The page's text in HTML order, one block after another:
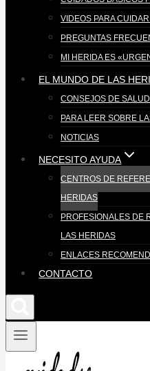
VIDEOS PARA
PREGUNTAS
MI HERIDA ES
EL MUNDO DE LAS
CONSEJOS DE
PARA LEER SOBRE
NOTICIAS
NECESITO AYUDA
CENTROS DE
HERIDAS
PROFESIONALES DE
LAS HERIDAS
ENLACES
CONTACTO